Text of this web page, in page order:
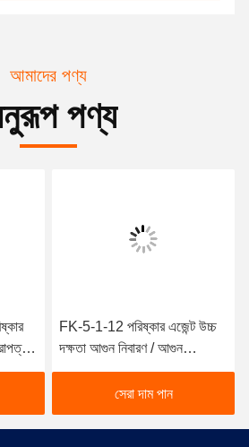
আমাদের পণ্য
পণ্য
FK-5-1-12 পরিষ্কার এজেন্ট উচ্চ
দক্ষতা আগুন নিবারণ / আগুন
প্রতিরোধ নিরাপত্তা এবং
নির্ভরযোগ্যতাসেরা দাম পান